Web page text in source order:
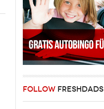
FOLLOW FRESHDADS